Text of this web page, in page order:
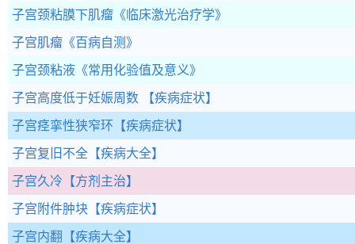
子宫颈粘膜下肌瘤 《临床激光治疗学》
子宫肌瘤 《百病自测》
子宫颈粘液 《常用化验值及意义》
子宫高度低于妊娠周数 【疾病症状】
子宫痉挛性狭窄环 【疾病症状】
子宫复旧不全 【疾病大全】
子宫久冷 【方剂主治】
子宫附件肿块 【疾病症状】
子宫内翻 【疾病大全】